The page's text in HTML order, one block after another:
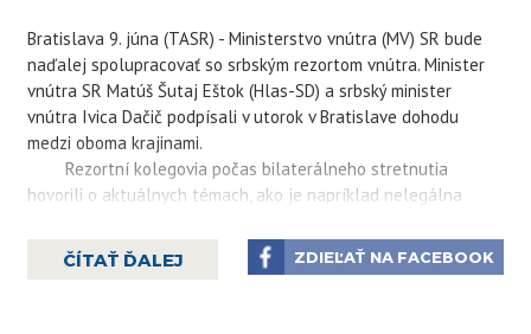
Bratislava 9. júna (TASR) - Ministerstvo vnútra (MV) SR bude
naďalej spolupracovať so srbským rezortom vnútra. Minister
vnútra SR Matúš Šutaj Eštok (Hlas-SD) a srbský minister
vnútra Ivica Dačič podpísali v utorok v Bratislave dohodu
medzi oboma krajinami.
Rezortní kolegovia počas bilaterálneho stretnutia
hovorili o aktuálnych témach, ako je napríklad nelegálna
zohralo Srbsko kľúčovú úlohu, „pretože bez Srbov by sme
neboli schopní chrániť vonkajšiu hranicu schengenu“. Poukázal
ČÍTAŤ ĎALEJ ZDIEĽAŤ NA FACEBOOK